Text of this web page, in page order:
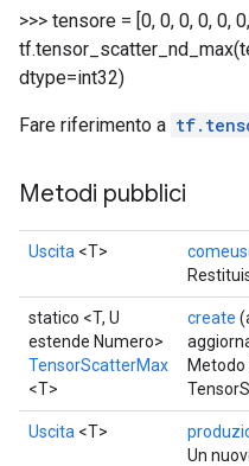
>>> tensore = [0, 0, 0, 0, 0,
dtype=int32)
Fare riferimento a
Metodi pubblici
Uscita <T>
statico <T, U
estende Numero>
TensorScatterMax
<T>
create
Uscita <T>
Un